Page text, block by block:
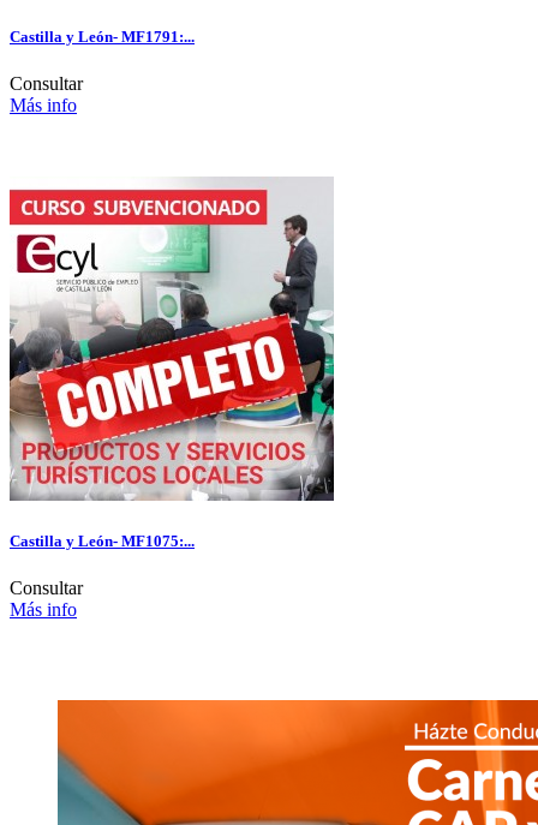
Castilla y León- MF1791:...
Consultar
Más info
Castilla y León- MF1075:...
Consultar
Más info